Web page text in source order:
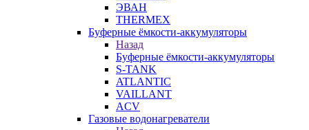
ЭВАН
THERMEX
Буферные ёмкости-аккумуляторы
Назад
Буферные ёмкости-аккумуляторы
S-TANK
ATLANTIC
VAILLANT
ACV
Газовые водонагреватели